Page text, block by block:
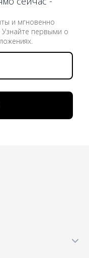
и мгновенно
Узнайте первыми о